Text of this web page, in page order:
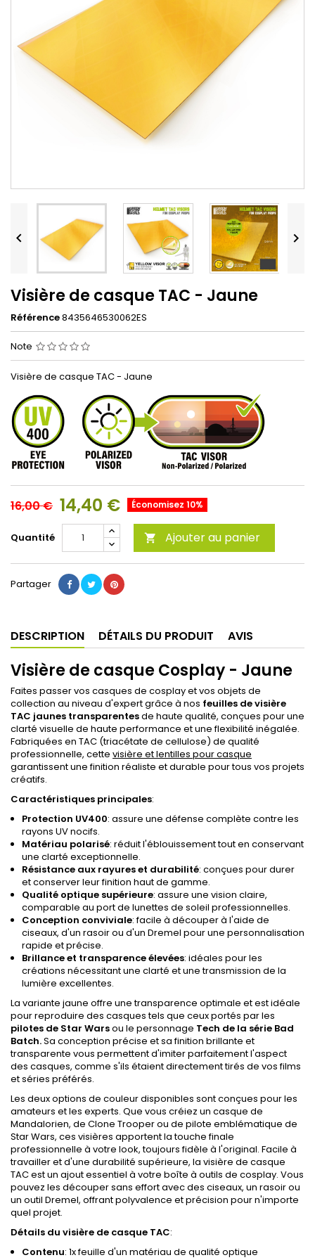
 
Visière de casque TAC - Jaune
Référence8435646530062ES
Note
Visière de casque TAC - Jaune
16,00 € 14,40 € Économisez 10%
Quantité  Ajouter au panier
Partager
DESCRIPTION DÉTAILS DU PRODUIT AVIS
Visière de casque Cosplay - Jaune
Faites passer vos casques de cosplay et vos objets de
collection au niveau d'expert grâce à nos feuilles de visière
TAC jaunes transparentesde haute qualité, conçues pour une
clarté visuelle de haute performance et une flexibilité inégalée.
Fabriquées en TAC (triacétate de cellulose) de qualité
professionnelle, cette visière et lentilles pour casque
garantissent une finition réaliste et durable pour tous vos projets
créatifs.
Caractéristiques principales:
Protection UV400: assure une défense complète contre les
rayons UV nocifs.
Matériau polarisé: réduit l'éblouissement tout en conservant
une clarté exceptionnelle.
Résistance aux rayures et durabilité: conçues pour durer
et conserver leur finition haut de gamme.
Qualité optique supérieure: assure une vision claire,
comparable au port de lunettes de soleil professionnelles.
Conception conviviale: facile à découper à l'aide de
ciseaux, d'un rasoir ou d'un Dremel pour une personnalisation
rapide et précise.
Brillance et transparence élevées: idéales pour les
créations nécessitant une clarté et une transmission de la
lumière excellentes.
La variante jaune offre une transparence optimale et est idéale
pour reproduire des casques tels que ceux portés par les
pilotes de Star Warsou le personnage Tech de la série Bad
Batch.Sa conception précise et sa finition brillante et
transparente vous permettent d'imiter parfaitement l'aspect
des casques, comme s'ils étaient directement tirés de vos films
et séries préférés.
Les deux options de couleur disponibles sont conçues pour les
amateurs et les experts. Que vous créiez un casque de
Mandalorien, de Clone Trooper ou de pilote emblématique de
Star Wars, ces visières apportent la touche finale
professionnelle à votre look, toujours fidèle à l'original. Facile à
travailler et d'une durabilité supérieure, la visière de casque
TAC est un ajout essentiel à votre boîte à outils de cosplay. Vous
pouvez les découper sans effort avec des ciseaux, un rasoir ou
un outil Dremel, offrant polyvalence et précision pour n'importe
quel projet.
Détails du visière de casque TAC:
Contenu: 1x feuille d'un matériau de qualité optique